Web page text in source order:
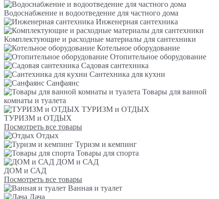
Водоснабжение и водоотведение для частного дома
Инженерная сантехника
Комплектующие и расходные материалы для сантехники
Котельное оборудование
Отопительное оборудование
Садовая сантехника
Сантехника для кухни
Санфаянс
Товары для ванной
комнаты и туалета
ТУРИЗМ и ОТДЫХ
ТУРИЗМ и ОТДЫХ
Посмотреть все товары
Отдых
Туризм и кемпинг
Товары для спорта
ДОМ и САД
ДОМ и САД
Посмотреть все товары
Ванная и туалет
Дача